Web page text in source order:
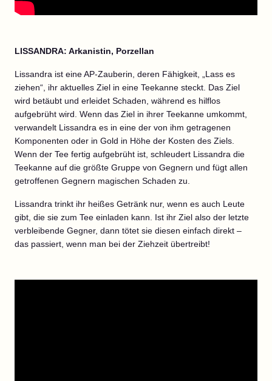
LISSANDRA: Arkanistin, Porzellan
Lissandra ist eine AP-Zauberin, deren Fähigkeit, „Lass es
ziehen“, ihr aktuelles Ziel in eine Teekanne steckt. Das Ziel
wird betäubt und erleidet Schaden, während es hilflos
aufgebrüht wird. Wenn das Ziel in ihrer Teekanne umkommt,
verwandelt Lissandra es in eine der von ihm getragenen
Komponenten oder in Gold in Höhe der Kosten des Ziels.
Wenn der Tee fertig aufgebrüht ist, schleudert Lissandra die
Teekanne auf die größte Gruppe von Gegnern und fügt allen
getroffenen Gegnern magischen Schaden zu.
Lissandra trinkt ihr heißes Getränk nur, wenn es auch Leute
gibt, die sie zum Tee einladen kann. Ist ihr Ziel also der letzte
verbleibende Gegner, dann tötet sie diesen einfach direkt –
das passiert, wenn man bei der Ziehzeit übertreibt!